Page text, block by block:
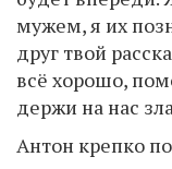
мужем, я их
друг твой
всё хорошо,
держи на нас
Антон крепко